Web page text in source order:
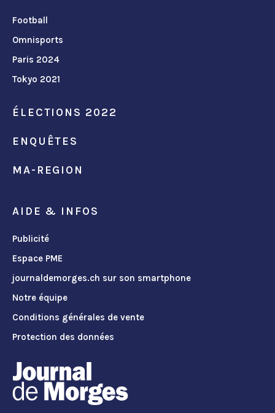
Football
Omnisports
Paris 2024
Tokyo 2021
ÉLECTIONS 2022
ENQUÊTES
MA-REGION
AIDE & INFOS
Publicité
Espace PME
journaldemorges.ch sur son smartphone
Notre équipe
Conditions générales de vente
Protection des données